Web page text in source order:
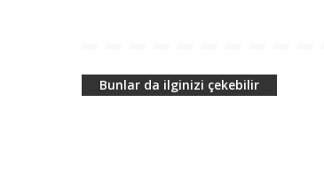
Bunlar da ilginizi çekebilir